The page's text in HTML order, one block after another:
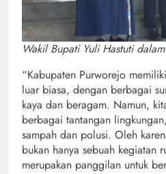
Wakil Bupati Yuli Hastuti
“Kabupaten Purworejo
luar biasa, dengan berbagai
kaya dan beragam. Namun,
berbagai tantangan
sampah dan polusi. Oleh
bukan hanya sebuah kegiatan
merupakan panggilan untuk